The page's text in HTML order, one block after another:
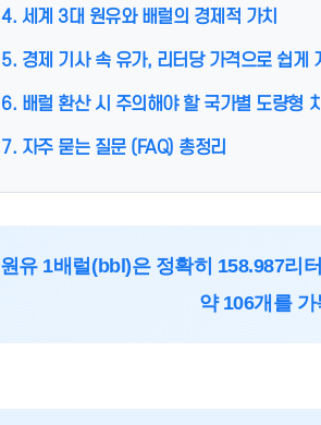
4. 세계 3대 원유와 배럴의 경제적 가치
5. 경제 기사 속 유가, 리터당 가격으로 쉽게
6. 배럴 환산 시 주의해야 할 국가별 도량형
7. 자주 묻는 질문 (FAQ) 총정리
원유 1배럴(bbl)은 정확히 158.987리
약 106개를